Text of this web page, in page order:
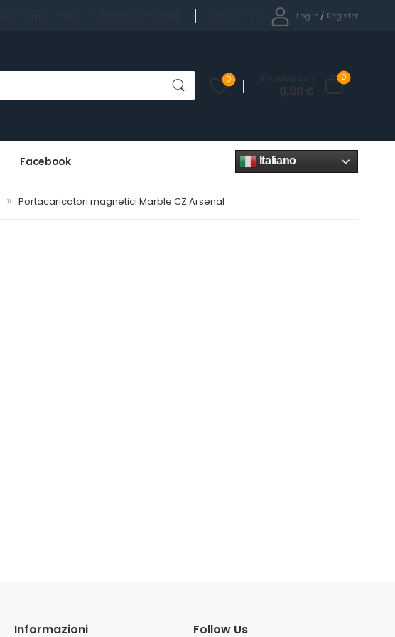
Log in / Register
0 Shopping Cart
0,00€
0
Facebook Italiano
» Portacaricatori magnetici Marble CZ Arsenal
Informazioni Follow Us